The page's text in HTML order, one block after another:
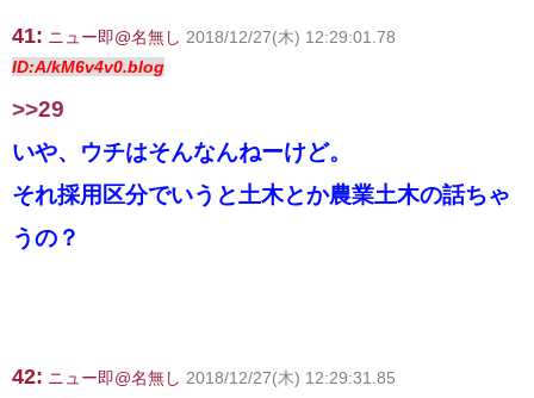
41: ニュー即@名無し 2018/12/27(木) 12:29:01.78
ID:A/kM6v4v0.blog
>>29
いや、ウチはそんなんねーけど。
それ採用区分でいうと土木とか農業土木の話ちゃ
うの？
42: ニュー即@名無し 2018/12/27(木) 12:29:31.85